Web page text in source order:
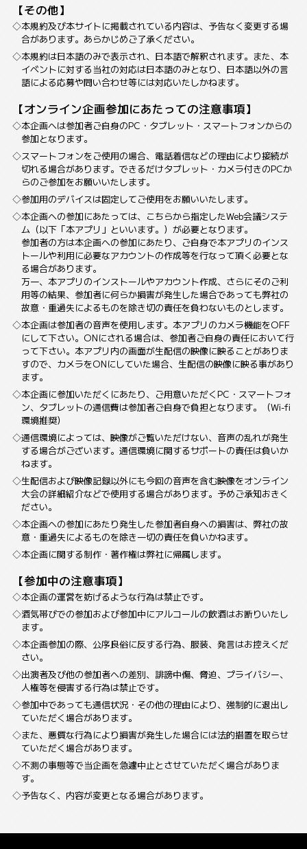
【その他】
本規約及び本サイトに掲載されている内容は、予告なく変更する場
合があります。あらかじめご了承ください。
本規約は日本語のみで表示され、日本語で解釈されます。また、本
イベントに対する当社の対応は日本語のみとなり、日本語以外の言
語による応募や問い合わせ等には対応いたしかねます。
【オンライン企画参加にあたっての注意事項】
本企画へは参加者ご自身のPC・タブレット・スマートフォンからの
参加となります。
スマートフォンをご使用の場合、電話着信などの理由により接続が
切れる場合があります。できるだけタブレット・カメラ付きのPCか
らのご参加をお願いいたします。
参加用のデバイスは固定してご使用をお願いいたします。
本企画への参加にあたっては、こちらから指定したWeb会議システ
ム（以下「本アプリ」といいます。）が必要となります。
参加者の方は本企画への参加にあたり、ご自身で本アプリのインス
トールや利用に必要なアカウントの作成等を行なって頂く必要とな
る場合があります。
万一、本アプリのインストールやアカウント作成、さらにそのご利
用等の結果、参加者に何らか損害が発生した場合であっても弊社の
故意・重過失によるものを除き切の責任を負わないものとします。
本企画は参加者の音声を使用します。本アプリのカメラ機能をOFF
にして下さい。ONにされる場合は、参加者ご自身の責任において行
って下さい。本アプリ内の画面が生配信の映像に映ることがありま
すので、カメラをONにしていた場合、生配信の映像に映る事があり
ます。
本企画に参加いただくにあたり、ご用意いただくPC・スマートフォ
ン、タブレットの通信費は参加者ご自身で負担となります。（Wi-fi
環境推奨）
通信環境によっては、映像がご覧いただけない、音声の乱れが発生
する場合がございます。通信環境に関するサポートの責任は負いか
ねます。
生配信および映像記録以外にも今回の音声を含む映像をオンライン
大会の詳細紹介などで使用する場合があります。予めご承知おきく
ださい。
本企画への参加にあたり発生した参加者自身への損害は、弊社の故
意・重過失によるものを除き一切の責任を負いかねます。
本企画に関する制作・著作権は弊社に帰属します。
【参加中の注意事項】
本企画の運営を妨げるような行為は禁止です。
酒気帯びでの参加および参加中にアルコールの飲酒はお断りいたし
ます。
本企画参加の際、公序良俗に反する行為、服装、発言はお控えくだ
さい。
出演者及び他の参加者への差別、誹謗中傷、脅迫、プライバシー、
人権等を侵害する行為は禁止です。
参加中であっても通信状況・その他の理由により、強制的に退出し
ていただく場合があります。
また、悪質な行為により損害が発生した場合には法的措置を取らせ
ていただく場合があります。
不測の事態等で当企画を急遽中止とさせていただく場合がありま
す。
予告なく、内容が変更となる場合があります。